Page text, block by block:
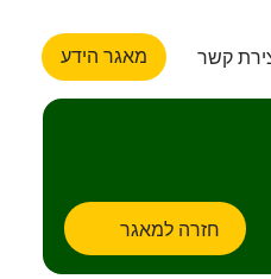
קשר מאגר הידע
חזרה למאגר